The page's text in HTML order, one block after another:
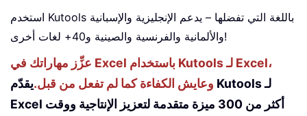
استخدم Kutools باللغة التي تفضلها – يدعم الإنجليزية والإسبانية
والألمانية والفرنسية والصينية و40+ لغات أخرى!
عزِّز مهاراتك في Excel باستخدام Kutools لـ Excel،
وعايش الكفاءة كما لم تفعل من قبل.يقدّم Kutools لـ
Excel أكثر من 300 ميزة متقدمة لتعزيز الإنتاجية ووقت